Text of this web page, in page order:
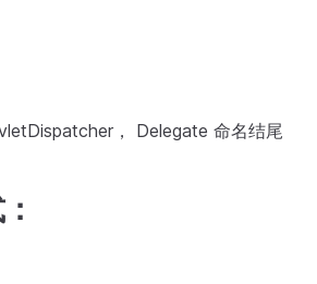
， Delegate 命名结尾